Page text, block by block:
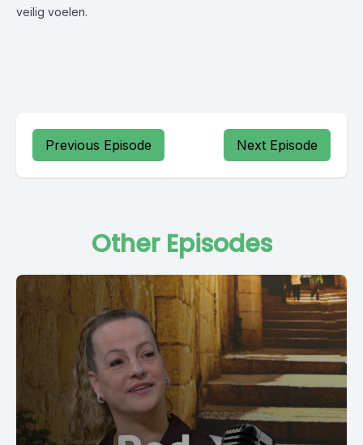
veilig voelen.
Previous Episode Next Episode
Other Episodes